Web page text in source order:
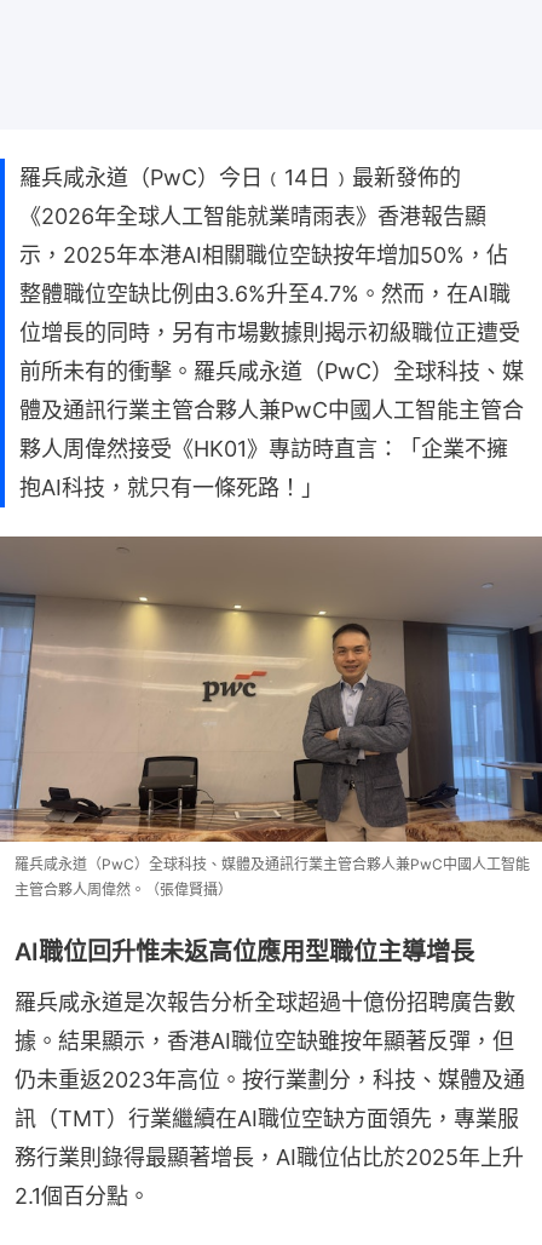
羅兵咸永道（PwC）今日﹙14日﹚最新發佈的
《2026年全球人工智能就業晴雨表》香港報告顯
示，2025年本港AI相關職位空缺按年增加50%，佔
整體職位空缺比例由3.6%升至4.7%。然而，在AI職
位增長的同時，另有市場數據則揭示初級職位正遭受
前所未有的衝擊。羅兵咸永道（PwC）全球科技、媒
體及通訊行業主管合夥人兼PwC中國人工智能主管合
夥人周偉然接受《HK01》專訪時直言：「企業不擁
抱AI科技，就只有一條死路！」
羅兵咸永道（PwC）全球科技、媒體及通訊行業主管合夥人兼PwC中國人工智能
主管合夥人周偉然。（張偉賢攝）
AI職位回升惟未返高位應用型職位主導增長
羅兵咸永道是次報告分析全球超過十億份招聘廣告數
據。結果顯示，香港AI職位空缺雖按年顯著反彈，但
仍未重返2023年高位。按行業劃分，科技、媒體及通
訊（TMT）行業繼續在AI職位空缺方面領先，專業服
務行業則錄得最顯著增長，AI職位佔比於2025年上升
2.1個百分點。